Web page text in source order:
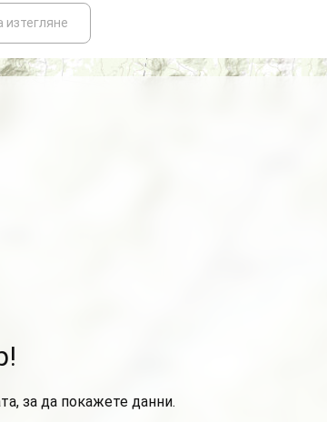
изтегляне
за да покажете данни.